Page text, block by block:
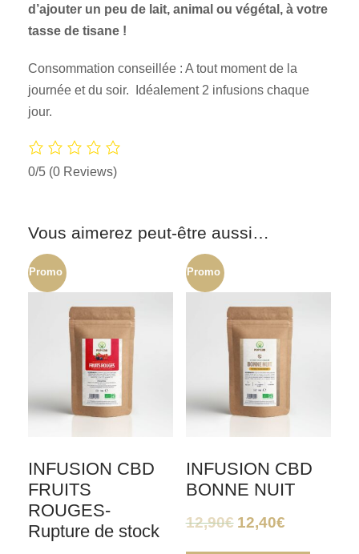
d’ajouter un peu de lait, animal ou végétal, à votre
tasse de tisane !
Consommation conseillée : A tout moment de la
journée et du soir. Idéalement 2 infusions chaque
jour.
0/5 (0 Reviews)
Vous aimerez peut-être aussi…
Promo
INFUSION CBD
FRUITS
ROUGES-
Rupture de stock
Promo
INFUSION CBD
BONNE NUIT
12,90€ 12,40€